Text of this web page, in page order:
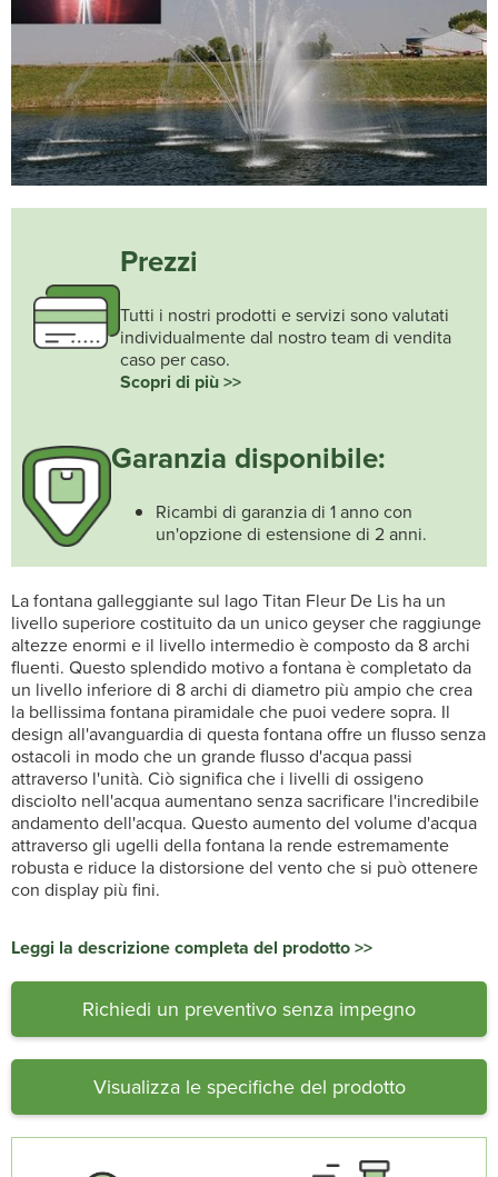
Prezzi
Tutti i nostri prodotti e servizi sono valutati
individualmente dal nostro team di vendita
caso per caso.
Scopri di più >>
Garanzia disponibile:
Ricambi di garanzia di 1 anno con
un'opzione di estensione di 2 anni.
La fontana galleggiante sul lago Titan Fleur De Lis ha un
livello superiore costituito da un unico geyser che raggiunge
altezze enormi e il livello intermedio è composto da 8 archi
fluenti. Questo splendido motivo a fontana è completato da
un livello inferiore di 8 archi di diametro più ampio che crea
la bellissima fontana piramidale che puoi vedere sopra. Il
design all'avanguardia di questa fontana offre un flusso senza
ostacoli in modo che un grande flusso d'acqua passi
attraverso l'unità. Ciò significa che i livelli di ossigeno
disciolto nell'acqua aumentano senza sacrificare l'incredibile
andamento dell'acqua. Questo aumento del volume d'acqua
attraverso gli ugelli della fontana la rende estremamente
robusta e riduce la distorsione del vento che si può ottenere
con display più fini.
Leggi la descrizione completa del prodotto >>
Richiedi un preventivo senza impegno
Visualizza le specifiche del prodotto